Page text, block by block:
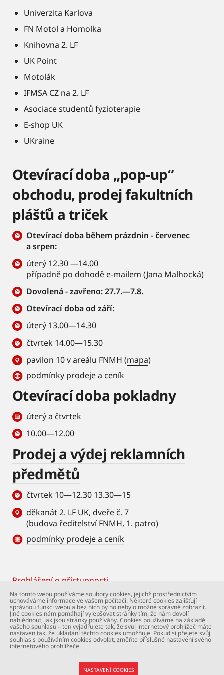
Univerzita Karlova
FN Motol a Homolka
Knihovna 2. LF
UK Point
Motolák
IFMSA CZ na 2. LF
Asociace studentů fyzioterapie
E-shop UK
UKraine
Otevírací doba „pop-up“
obchodu, prodej fakultních
plášťů a triček
Otevírací doba během prázdnin - červenec
a srpen:
úterý 12.30 —14.00
případně po dohodě e-mailem (Jana Malhocká)
Dovolená - zavřeno: 27.7.—7.8.
Otevírací doba od září:
úterý 13.00—14.30
čtvrtek 14.00—15.30
pavilon 10 v areálu FNMH (mapa)
podmínky prodeje a ceník
Otevírací doba pokladny
úterý a čtvrtek
10.00—12.00
Prodej a výdej reklamních
předmětů
čtvrtek 10—12.30 13.30—15
děkanát 2. LF UK, dveře č. 7
(budova ředitelství FNMH, 1. patro)
podmínky prodeje a ceník
Footer
Prohlášení o přístupnosti
© Univerzita Karlova – 2. lékařská fakulta. Všechna
práva vyhrazena. Foto: 2. LF a Shutterstock.com.
Podpora webu:webmaster@lfmotol.cuni.cz
Na tomto webu používáme soubory cookies, jejichž prostřednictvím
uchováváme informace ve vašem počítači. Některé cookies zajišťují
správnou funkci webu a bez nich by ho nebylo možné správně zobrazit.
Jiné cookies nám pomáhají vylepšovat stránky tím, že nám dovolí
nahlédnout, jak jsou stránky používány. Cookies používáme na základě
vašeho souhlasu – ten vyjadřujete tak, že svůj internetový prohlížeč máte
nastaven tak, že ukládání těchto cookies umožňuje. Pokud si přejete svůj
souhlas s používáním cookies odvolat, změňte příslušné nastavení svého
internetového prohlížeče.
NASTAVENÍ COOKIES